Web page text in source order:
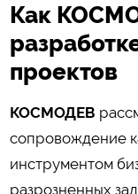
Как
проектов
КОСМОДЕВ
сопровождение
инструментом
разрозненных